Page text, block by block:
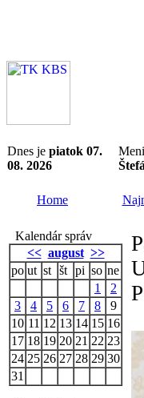
Dnes je piatok 07.
08. 2026
Home
Kalendár správ
<< august >>
po ut st št pi so ne
1
2
3
4 5 6 7 8
9
10 11 12 13 14 15 16
17 18 19 20 21 22 23
24 25 26 27 28 29 30
31